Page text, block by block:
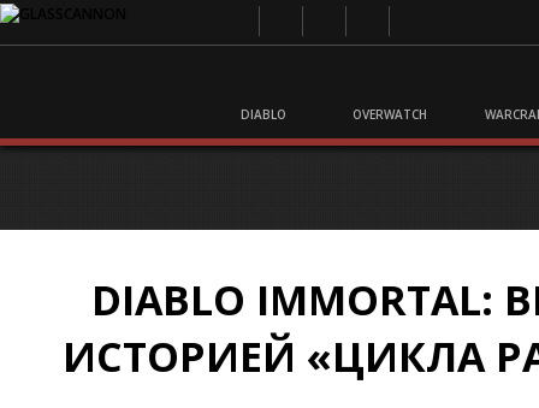
DIABLO OVERWATCH
DIABLO IMMORTAL:
ИСТОРИЕЙ «ЦИКЛА